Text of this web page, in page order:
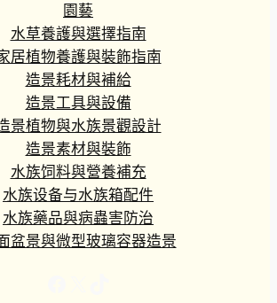
園藝
水草養護與選擇指南
居植物養護與裝飾指南
造景耗材與補給
造景工具與設備
景植物與水族景觀設計
造景素材與裝飾
水族饲料與營養補充
水族设备与水族箱配件
水族藥品與病蟲害防治
盆景與微型玻璃容器造景